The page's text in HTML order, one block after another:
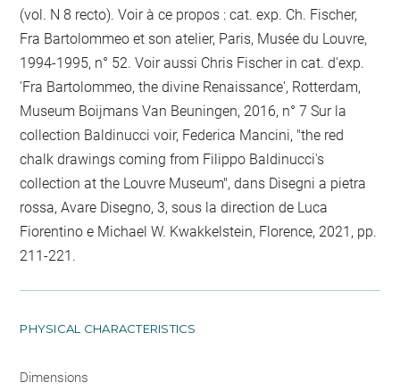
(vol. N 8 recto). Voir à ce propos : cat. exp. Ch. Fischer,
Fra Bartolommeo et son atelier, Paris, Musée du Louvre,
1994-1995, n° 52. Voir aussi Chris Fischer in cat. d'exp.
'Fra Bartolommeo, the divine Renaissance', Rotterdam,
Museum Boijmans Van Beuningen, 2016, n° 7 Sur la
collection Baldinucci voir, Federica Mancini, "the red
chalk drawings coming from Filippo Baldinucci's
collection at the Louvre Museum", dans Disegni a pietra
rossa, Avare Disegno, 3, sous la direction de Luca
Fiorentino e Michael W. Kwakkelstein, Florence, 2021, pp.
211-221.
PHYSICAL CHARACTERISTICS
Dimensions